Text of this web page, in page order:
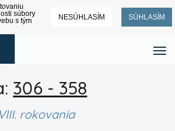
súbory
s tým
NESÚHLASÍM SÚHLASÍM
306 - 358
rokovania